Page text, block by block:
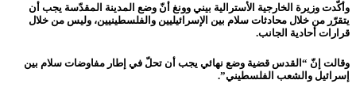
وأكّدت وزيرة الخارجية الأسترالية بيني وونغ أنّ وضع المدينة المقدّسة يجب أن
يتقرّر من خلال محادثات سلام بين الإسرائيليين والفلسطينيين، وليس من خلال
قرارات أحادية الجانب.
وقالت إنّ “القدس قضية وضع نهائي يجب أن تحلّ في إطار مفاوضات سلام بين
إسرائيل والشعب الفلسطيني”.